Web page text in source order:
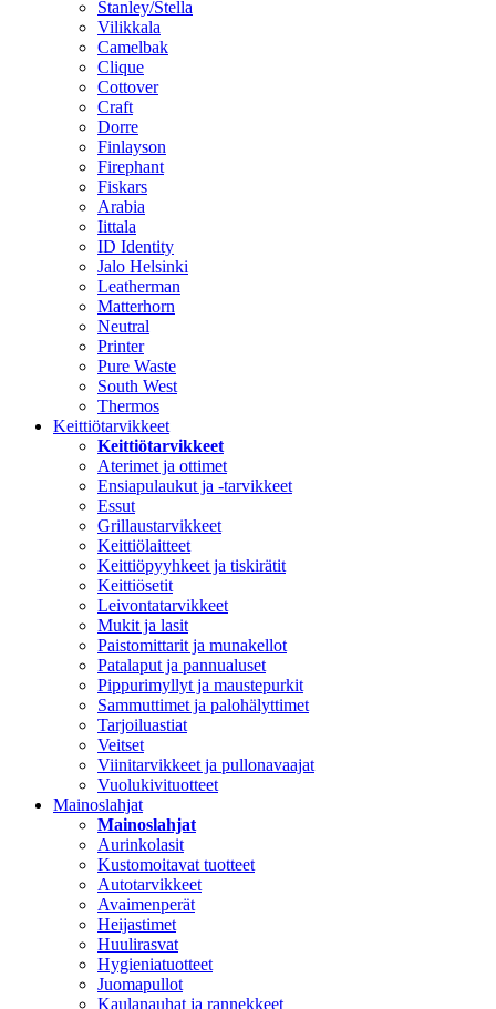
Stanley/Stella
Vilikkala
Camelbak
Clique
Cottover
Craft
Dorre
Finlayson
Firephant
Fiskars
Arabia
Iittala
ID Identity
Jalo Helsinki
Leatherman
Matterhorn
Neutral
Printer
Pure Waste
South West
Thermos
Keittiötarvikkeet
Keittiötarvikkeet
Aterimet ja ottimet
Ensiapulaukut ja -tarvikkeet
Essut
Grillaustarvikkeet
Keittiölaitteet
Keittiöpyyhkeet ja tiskirätit
Keittiösetit
Leivontatarvikkeet
Mukit ja lasit
Paistomittarit ja munakellot
Patalaput ja pannualuset
Pippurimyllyt ja maustepurkit
Sammuttimet ja palohälyttimet
Tarjoiluastiat
Veitset
Viinitarvikkeet ja pullonavaajat
Vuolukivituotteet
Mainoslahjat
Mainoslahjat
Aurinkolasit
Kustomoitavat tuotteet
Autotarvikkeet
Avaimenperät
Heijastimet
Huulirasvat
Hygieniatuotteet
Juomapullot
Kaulanauhat ja rannekkeet